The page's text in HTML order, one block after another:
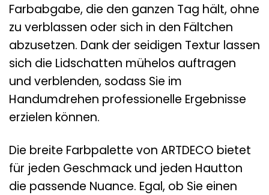
Farbabgabe, die den ganzen Tag hält, ohne
zu verblassen oder sich in den Fältchen
abzusetzen. Dank der seidigen Textur lassen
sich die Lidschatten mühelos auftragen
und verblenden, sodass Sie im
Handumdrehen professionelle Ergebnisse
erzielen können.
Die breite Farbpalette von ARTDECO bietet
für jeden Geschmack und jeden Hautton
die passende Nuance. Egal, ob Sie einen